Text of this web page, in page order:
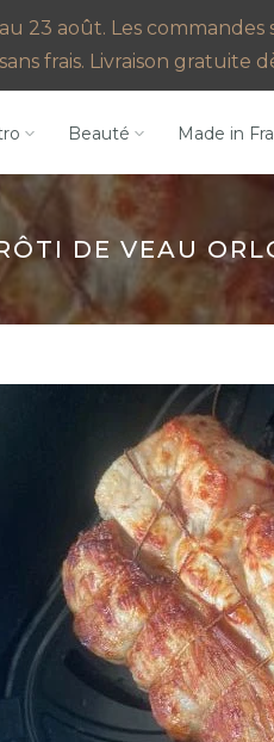
23 août. Les
frais. Livraison gratuite
Beauté Made in
DE VEAU